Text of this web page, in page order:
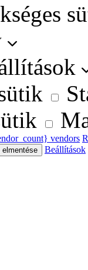
vendors
elmentése
Beállítások